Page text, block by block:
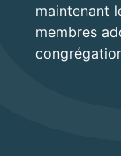
maintenant
membres